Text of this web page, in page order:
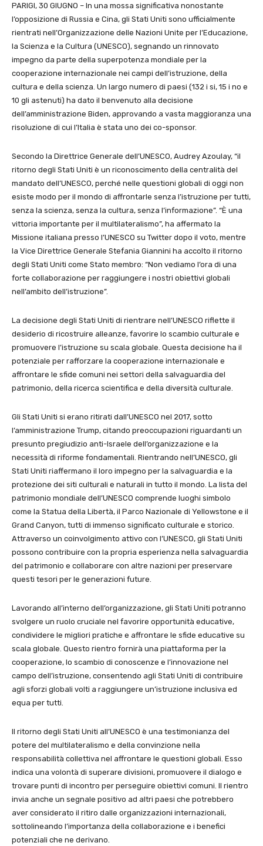
PARIGI, 30 GIUGNO – In una mossa significativa nonostante
l’opposizione di Russia e Cina, gli Stati Uniti sono ufficialmente
rientrati nell’Organizzazione delle Nazioni Unite per l’Educazione,
la Scienza e la Cultura (UNESCO), segnando un rinnovato
impegno da parte della superpotenza mondiale per la
cooperazione internazionale nei campi dell’istruzione, della
cultura e della scienza. Un largo numero di paesi (132 i si, 15 i no e
10 gli astenuti) ha dato il benvenuto alla decisione
dell’amministrazione Biden, approvando a vasta maggioranza una
risoluzione di cui l’Italia è stata uno dei co-sponsor.
Secondo la Direttrice Generale dell’UNESCO, Audrey Azoulay, “il
ritorno degli Stati Uniti è un riconoscimento della centralità del
mandato dell’UNESCO, perché nelle questioni globali di oggi non
esiste modo per il mondo di affrontarle senza l’istruzione per tutti,
senza la scienza, senza la cultura, senza l’informazione”. “È una
vittoria importante per il multilateralismo”, ha affermato la
Missione italiana presso l’UNESCO su Twitter dopo il voto, mentre
la Vice Direttrice Generale Stefania Giannini ha accolto il ritorno
degli Stati Uniti come Stato membro: “Non vediamo l’ora di una
forte collaborazione per raggiungere i nostri obiettivi globali
nell’ambito dell’istruzione”.
La decisione degli Stati Uniti di rientrare nell’UNESCO riflette il
desiderio di ricostruire alleanze, favorire lo scambio culturale e
promuovere l’istruzione su scala globale. Questa decisione ha il
potenziale per rafforzare la cooperazione internazionale e
affrontare le sfide comuni nei settori della salvaguardia del
patrimonio, della ricerca scientifica e della diversità culturale.
Gli Stati Uniti si erano ritirati dall’UNESCO nel 2017, sotto
l’amministrazione Trump, citando preoccupazioni riguardanti un
presunto pregiudizio anti-Israele dell’organizzazione e la
necessità di riforme fondamentali. Rientrando nell’UNESCO, gli
Stati Uniti riaffermano il loro impegno per la salvaguardia e la
protezione dei siti culturali e naturali in tutto il mondo. La lista del
patrimonio mondiale dell’UNESCO comprende luoghi simbolo
come la Statua della Libertà, il Parco Nazionale di Yellowstone e il
Grand Canyon, tutti di immenso significato culturale e storico.
Attraverso un coinvolgimento attivo con l’UNESCO, gli Stati Uniti
possono contribuire con la propria esperienza nella salvaguardia
del patrimonio e collaborare con altre nazioni per preservare
questi tesori per le generazioni future.
Lavorando all’interno dell’organizzazione, gli Stati Uniti potranno
svolgere un ruolo cruciale nel favorire opportunità educative,
condividere le migliori pratiche e affrontare le sfide educative su
scala globale. Questo rientro fornirà una piattaforma per la
cooperazione, lo scambio di conoscenze e l’innovazione nel
campo dell’istruzione, consentendo agli Stati Uniti di contribuire
agli sforzi globali volti a raggiungere un’istruzione inclusiva ed
equa per tutti.
Il ritorno degli Stati Uniti all’UNESCO è una testimonianza del
potere del multilateralismo e della convinzione nella
responsabilità collettiva nel affrontare le questioni globali. Esso
indica una volontà di superare divisioni, promuovere il dialogo e
trovare punti di incontro per perseguire obiettivi comuni. Il rientro
invia anche un segnale positivo ad altri paesi che potrebbero
aver considerato il ritiro dalle organizzazioni internazionali,
sottolineando l’importanza della collaborazione e i benefici
potenziali che ne derivano.